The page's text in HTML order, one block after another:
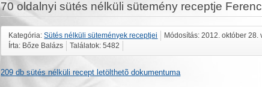
70 oldalnyi sütés nélküli sütemény receptje
Kategória:Sütés nélküli sütemények receptjei
Módosítás: 2012. október 28.
Írta: Bőze Balázs
Találatok: 5482
209 db sütés nélküli recept letölthetõ dokumentuma